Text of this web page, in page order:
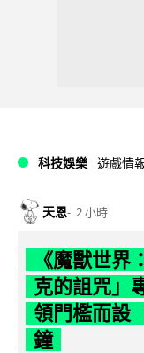
科技娛樂 遊戲情
天恩 2 小時
《魔獸世界
克的詛咒」
領門檻而設
鐘